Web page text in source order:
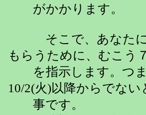
がかかります。
そこで、あなたに
もらうために、むこう
を指示します。つま
10/2(火)以降からでな
事です。